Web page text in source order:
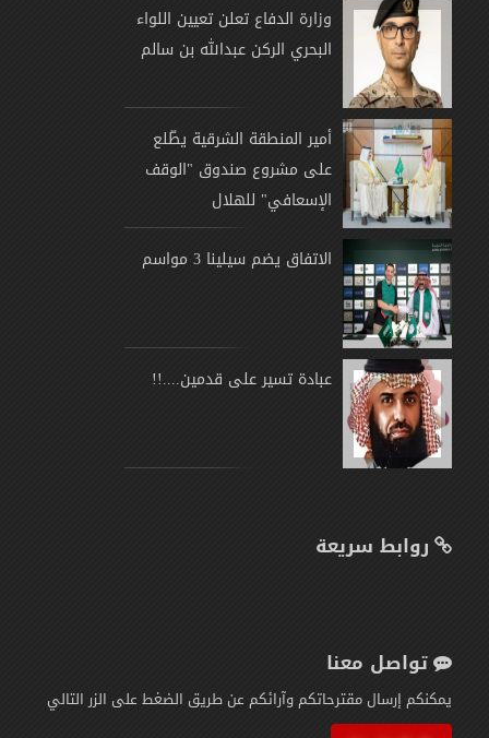
وزارة الدفاع تعلن تعيين اللواء
البحري الركن عبدالله بن سالم
أمير المنطقة الشرقية يطّلع
على مشروع صندوق "الوقف
الإسعافي" للهلال
الاتفاق يضم سيلينا 3 مواسم
عبادة تسير على قدمين....!!
روابط سريعة
تواصل معنا
يمكنكم إرسال مقترحاتكم وآرائكم عن طريق الضغط على الزر التالي